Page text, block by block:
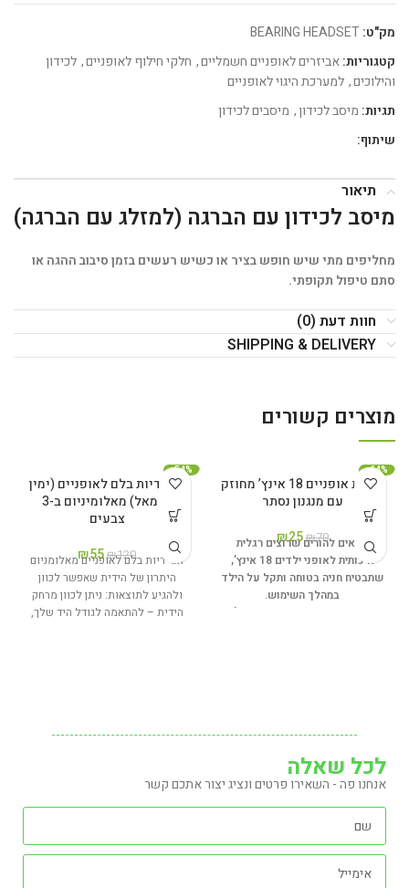
מק"ט:BEARING HEADSET
קטגוריות:אביזרים לאופניים חשמליים, חלקי חילוף לאופניים, לכידון
והילוכים, למערכת היגוי לאופניים
תגיות: מיסב לכידון, מיסבים לכידון
שיתוף:
תיאור
מיסב לכידון עם הברגה (למזלג עם הברגה)
מחליפים מתי שיש חופש בציר או כשיש רעשים בזמן סיבוב ההגה או
סתם טיפול תקופתי.
חוות דעת (0)
SHIPPING & DELIVERY
מוצרים קשורים
-64%
רגלית אופניים 18 אינץ’ מחוזק
עם מנגנון נסתר
₪70
₪25
מתאים להורים שרוצים רגלית
איכותית לאופני ילדים 18 אינץ’,
שתבטיח חניה בטוחה ותקל על הילד
במהלך השימוש.
רגלית לאופני ילדים 18 אינץ’ –
אורך: 25.5 ס”מ
צבע: שחור
תכונות נוספות: קפיץ פנימי, בסיס
-54%
זוג ידיות בלם לאופניים (ימין
ושמאל) מאלומיניום ב-3
צבעים
₪120
₪55
זוג ידיות בלם לאופניים מאלומניום
היתרון של הידית שאפשר לכוון
ולהגיע לתוצאות: ניתן לכוון מרחק
הידית – להתאמה לגודל היד שלך,
לכל שאלה
אנחנו פה - השאירו פרטים ונציג יצור אתכם קשר